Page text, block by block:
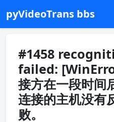
pyVideoTrans bbs
#1458
failed:
接方在一段时间
连接的主机没有
败。